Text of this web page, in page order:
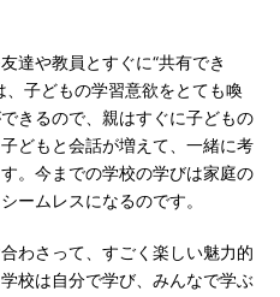
達や教員とすぐに“共有でき
、子どもの学習意欲をとても喚
きるので、親はすぐに子どもの
どもと会話が増えて、一緒に考
。今までの学校の学びは家庭の
ームレスになるのです。
わさって、すごく楽しい魅力的
校は自分で学び、みんなで学ぶ